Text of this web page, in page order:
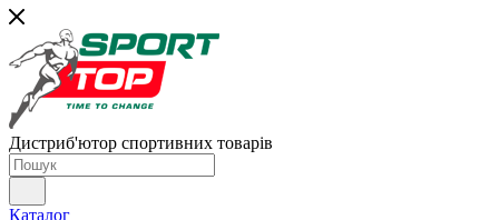
Дистриб'ютор спортивних товарів
Каталог